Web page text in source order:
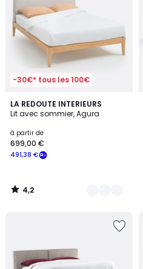
-30€* tous les 100€
LA REDOUTE INTERIEURS
Lit avec sommier, Agura
à partir de
491,38 €
699,00 €
4,2
/ 5
2
Couleurs
4,2
/